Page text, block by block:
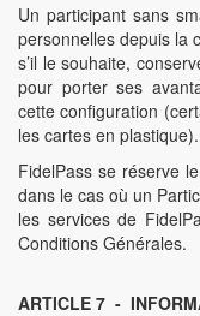
Un participant sans
personnelles depuis la
s’il le souhaite,
pour porter ses
cette configuration
les cartes en plastique).
FidelPass se réserve
dans le cas où un
les services de
Conditions Générales.
ARTICLE 7 -